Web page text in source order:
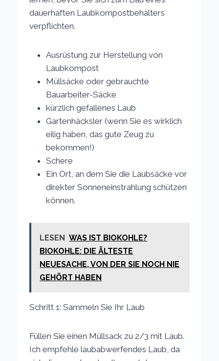
dauerhaften Laubkompostbehälters
verpflichten.
Ausrüstung zur Herstellung von
Laubkompost
Müllsäcke oder gebrauchte
Bauarbeiter-Säcke
kürzlich gefallenes Laub
Gartenhäcksler (wenn Sie es wirklich
eilig haben, das gute Zeug zu
bekommen!)
Schere
Ein Ort, an dem Sie die Laubsäcke vor
direkter Sonneneinstrahlung schützen
können.
LESEN WAS IST BIOKOHLE?
BIOKOHLE: DIE ÄLTESTE
NEUESACHE, VON DER SIE NOCH NIE
GEHÖRT HABEN
Schritt 1: Sammeln Sie Ihr Laub
Füllen Sie einen Müllsack zu 2/3 mit Laub.
Ich empfehle laubabwerfendes Laub, da